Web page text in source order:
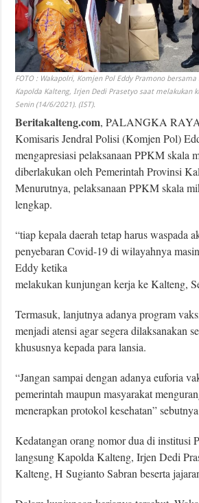
FOTO : Wakapolri, Komjen Pol Eddy Pramono
Kapolda Kalteng, Irjen Dedi Prasetyo saat melakukan
Senin (14/6/2021). (IST).
Beritakalteng.com, PALANGKA
Komisaris Jendral Polisi (Komjen Pol)
mengapresiasi pelaksanaan PPKM skala
diberlakukan oleh Pemerintah Provinsi
Menurutnya, pelaksanaan PPKM skala
lengkap.
“tiap kepala daerah tetap harus waspada
penyebaran Covid-19 di wilayahnya
Eddy ketika
melakukan kunjungan kerja ke Kalteng,
Termasuk, lanjutnya adanya program
menjadi atensi agar segera dilaksanakan
khususnya kepada para lansia.
“Jangan sampai dengan adanya euforia
pemerintah maupun masyarakat
menerapkan protokol kesehatan”
Kedatangan orang nomor dua di institusi
langsung Kapolda Kalteng, Irjen Dedi
Kalteng, H Sugianto Sabran beserta